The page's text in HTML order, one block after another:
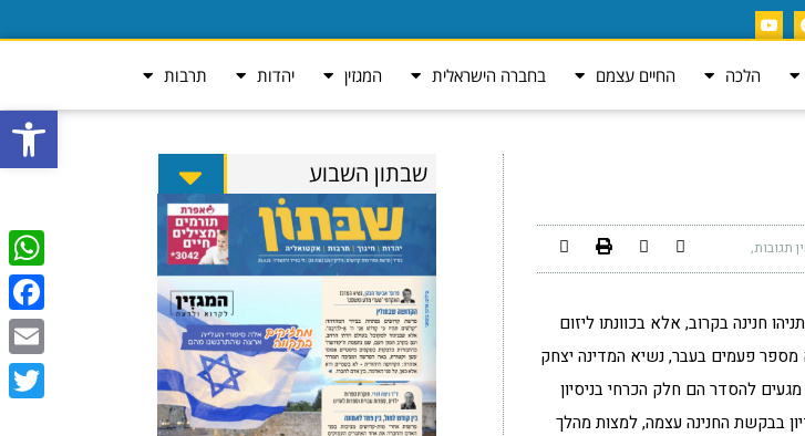
פתח
הלכה החיים עצמם בחברה הישראלית המגזין יהדות תרבות
תגובות
חנינה בקרוב, אלא בכוונתו ליזום
מספר פעמים בעבר, נשיא המדינה יצחק
מגעים להסדר הם חלק הכרחי בניסיון
בבקשת החנינה עצמה, למצות מהלך
שבתון השבוע
Email